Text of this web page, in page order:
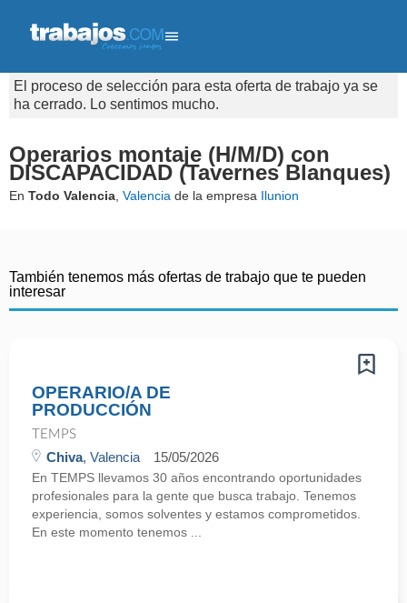
El proceso de selección para esta oferta de trabajo ya se
ha cerrado. Lo sentimos mucho.
Operarios montaje (H/M/D) con
DISCAPACIDAD (Tavernes Blanques)
En Todo Valencia Valencia de la empresa Ilunion
También tenemos más ofertas de trabajo que te pueden
interesar
OPERARIO/A DE
PRODUCCIÓN
TEMPS
Chiva, Valencia 15/05/2026
En TEMPS llevamos 30 años encontrando oportunidades
profesionales para la gente que busca trabajo. Tenemos
experiencia, somos solventes y estamos comprometidos.
En este momento tenemos ...